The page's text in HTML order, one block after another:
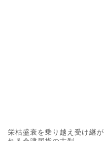
栄枯盛衰を乗り越え受け継が